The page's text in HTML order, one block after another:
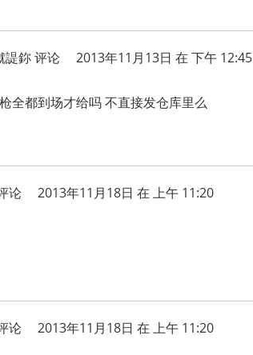
諟鉨评论 2013年11月13日 在 下午 12:45
全都到场才给吗 不直接发仓库里么
论 2013年11月18日 在 上午 11:20
论 2013年11月18日 在 上午 11:20